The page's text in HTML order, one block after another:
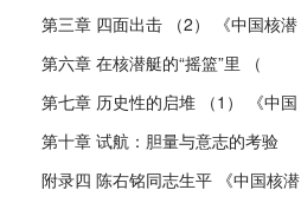
第三章 四面出击 （2） 《中国核潜
第六章 在核潜艇的“摇篮”里 （
第七章 历史性的启堆 （1） 《中国
第十章 试航：胆量与意志的考验
附录四 陈右铭同志生平 《中国核潜